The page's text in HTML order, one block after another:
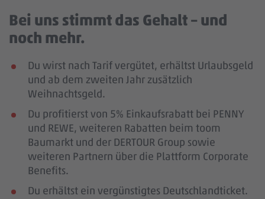
Bei uns stimmt das Gehalt – und
noch mehr.
Du wirst nach Tarif vergütet, erhältst Urlaubsgeld
und ab dem zweiten Jahr zusätzlich
Weihnachtsgeld.
Du profitierst von 5% Einkaufsrabatt bei PENNY
und REWE, weiteren Rabatten beim toom
Baumarkt und der DERTOUR Group sowie
weiteren Partnern über die Plattform Corporate
Benefits.
Du erhältst ein vergünstigtes Deutschlandticket.